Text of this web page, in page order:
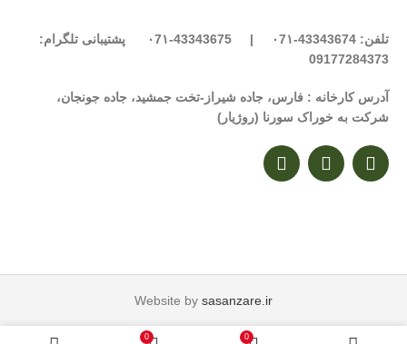
تلفن: 43343674-۰7۱ | 43343675-۰7۱ پشتیبانی تلگرام:
09177284373
آدرس کارخانه : فارس، جاده شیراز-تخت جمشید، جاده جونجان،
شرکت به خوراک سورنا (روژیار)
Website by sasanzare.ir
0
0